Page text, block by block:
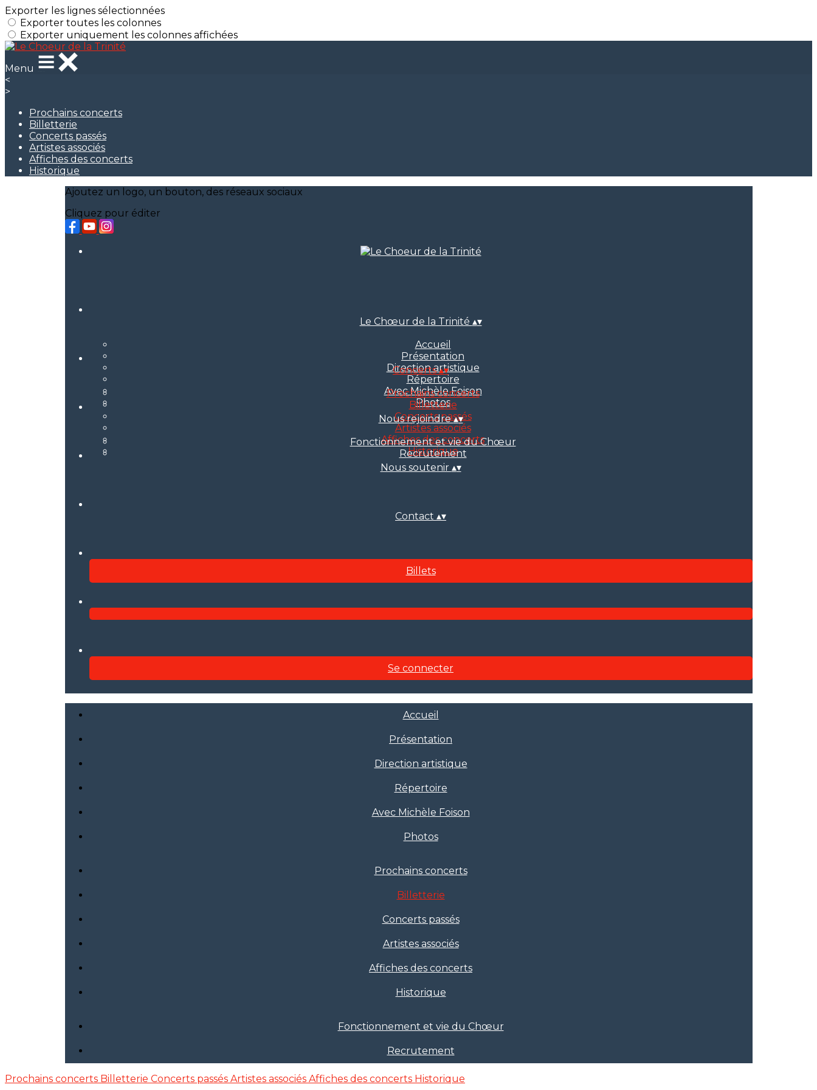
Exporter les lignes sélectionnées
Exporter toutes les colonnes
Exporter uniquement les colonnes affichées
Menu
<
>
Prochains concerts
Billetterie
Concerts passés
Artistes associés
Affiches des concerts
Historique
Ajoutez un logo, un bouton, des réseaux sociaux
Cliquez pour éditer
Le Chœur de la Trinité ▴▾
Accueil
Présentation
Direction artistique
Répertoire
Avec Michèle Foison
Photos
Concerts▴▾
Prochains concerts
Billetterie
Concerts passés
Artistes associés
Affiches des concerts
Historique
Nous rejoindre▴▾
Fonctionnement et vie du Chœur
Recrutement
Nous soutenir ▴▾
Contact ▴▾
Billets
Se connecter
Accueil
Présentation
Direction artistique
Répertoire
Avec Michèle Foison
Photos
Prochains concerts
Billetterie
Concerts passés
Artistes associés
Affiches des concerts
Historique
Fonctionnement et vie du Chœur
Recrutement
Prochains concerts Billetterie Concerts passés Artistes associés Affiches des concerts Historique